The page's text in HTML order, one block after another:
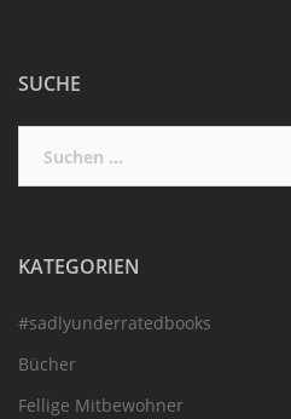
SUCHE
nach:
KATEGORIEN
#sadlyunderratedbooks
Bücher
Fellige Mitbewohner